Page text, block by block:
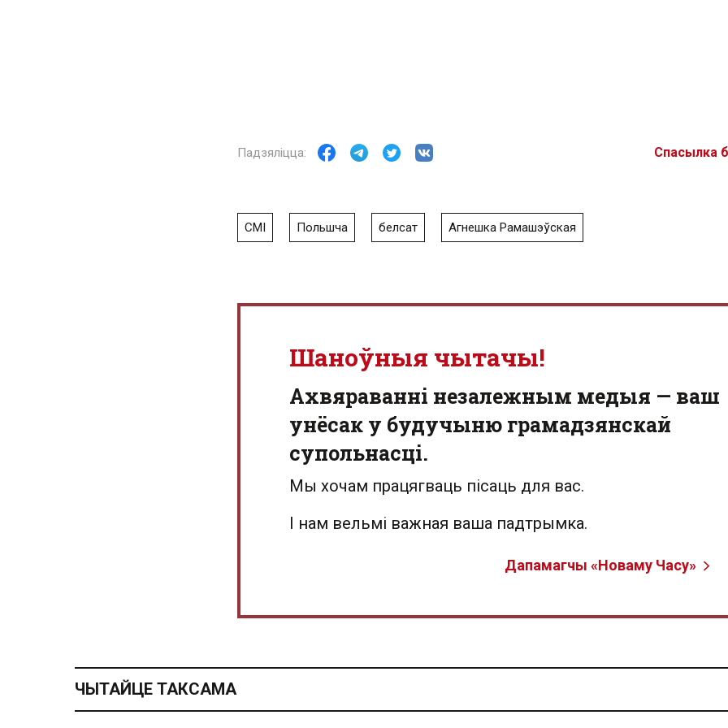
Спасылка
СМІ Польшча белсат Агнешка Рамашэўская
Шаноўныя чытачы!
Aхвяраванні незалежным медыя — ваш
унёсак у будучыню грамадзянскай
супольнасці.
Мы хочам працягваць пісаць для вас.
І нам вельмі важная ваша падтрымка.
Дапамагчы «Новаму Часу»
ЧЫТАЙЦЕ ТАКСАМА